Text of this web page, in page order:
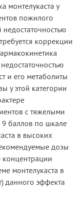
монтелукаста у
пожилого
коррекции
и его метаболиты
у этой категории
с тяжелыми
баллов по шкале
в высоких
дозы
монтелукаста в
данного эффекта